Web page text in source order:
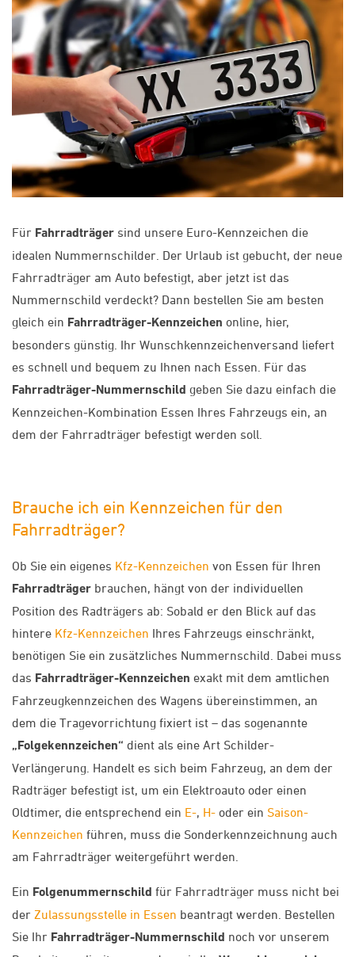
Für Fahrradträger sind unsere Euro-Kennzeichen die
idealen Nummernschilder. Der Urlaub ist gebucht, der neue
Fahrradträger am Auto befestigt, aber jetzt ist das
Nummernschild verdeckt? Dann bestellen Sie am besten
gleich ein Fahrradträger-Kennzeichen online, hier,
besonders günstig. Ihr Wunschkennzeichenversand liefert
es schnell und bequem zu Ihnen nach Essen. Für das
Fahrradträger-Nummernschild geben Sie dazu einfach die
Kennzeichen-Kombination Essen Ihres Fahrzeugs ein, an
dem der Fahrradträger befestigt werden soll.
Brauche ich ein Kennzeichen für den
Fahrradträger?
Ob Sie ein eigenes Kfz-Kennzeichen von Essen für Ihren
Fahrradträger brauchen, hängt von der individuellen
Position des Radträgers ab: Sobald er den Blick auf das
hintere Kfz-Kennzeichen Ihres Fahrzeugs einschränkt,
benötigen Sie ein zusätzliches Nummernschild. Dabei muss
das Fahrradträger-Kennzeichen exakt mit dem amtlichen
Fahrzeugkennzeichen des Wagens übereinstimmen, an
dem die Tragevorrichtung fixiert ist – das sogenannte
„Folgekennzeichen“ dient als eine Art Schilder-
Verlängerung. Handelt es sich beim Fahrzeug, an dem der
Radträger befestigt ist, um ein Elektroauto oder einen
Oldtimer, die entsprechend ein E-, H- oder ein Saison-
Kennzeichen führen, muss die Sonderkennzeichnung auch
am Fahrradträger weitergeführt werden.
Ein Folgenummernschild für Fahrradträger muss nicht bei
der Zulassungsstelle in Essen beantragt werden. Bestellen
Sie Ihr Fahrradträger-Nummernschild noch vor unserem